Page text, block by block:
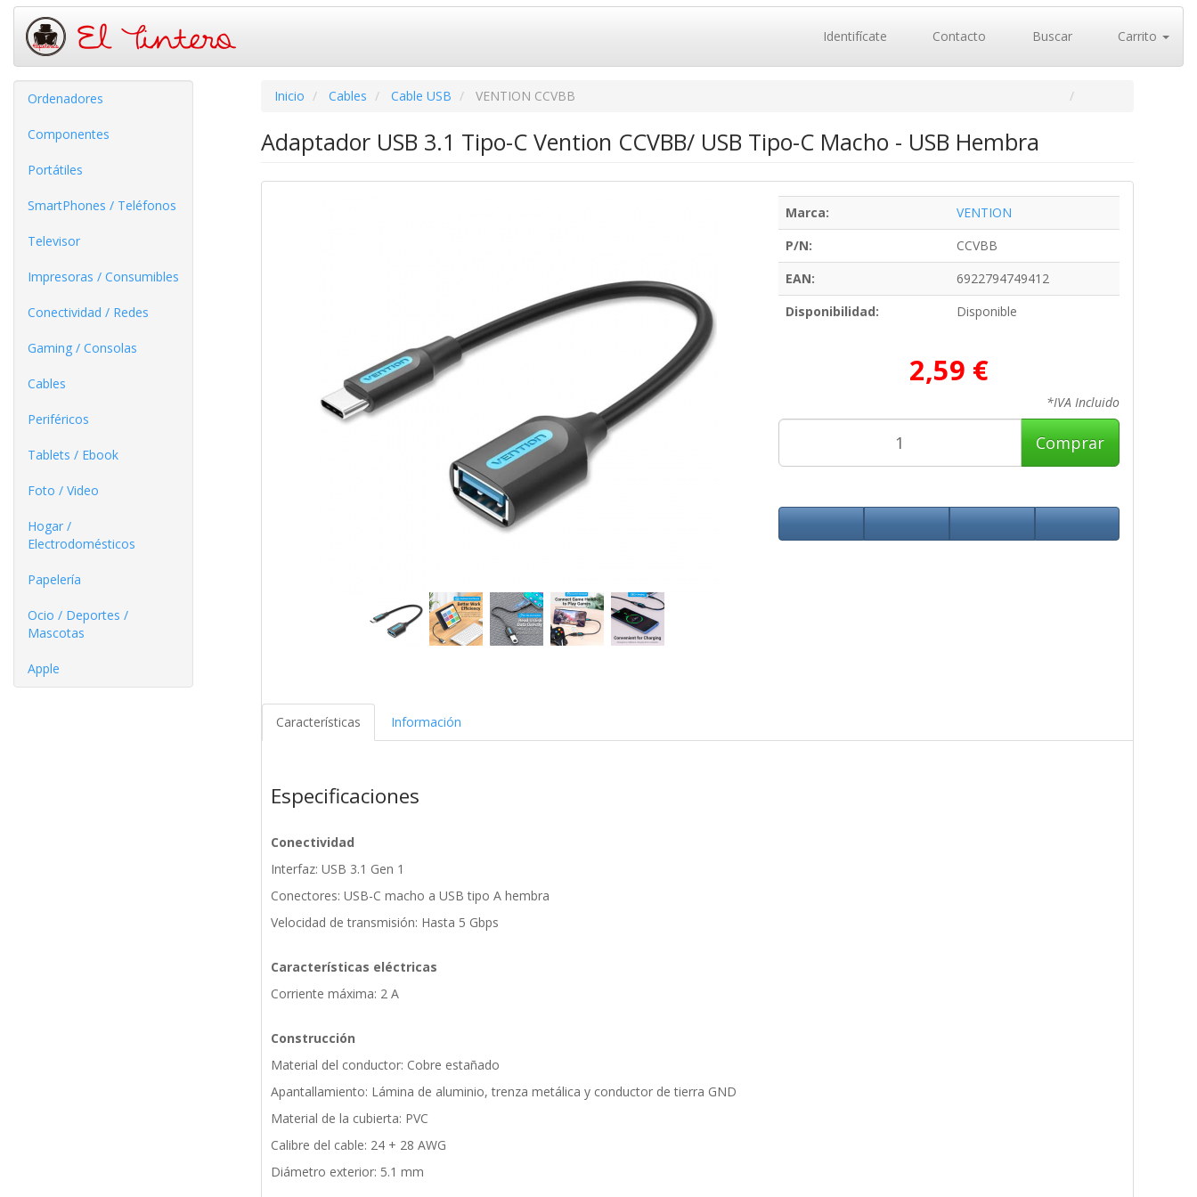
Identifícate Contacto Buscar Carrito
Ordenadores
Componentes
Portátiles
SmartPhones / Teléfonos
Televisor
Impresoras / Consumibles
Conectividad / Redes
Gaming / Consolas
Cables
Periféricos
Tablets / Ebook
Foto / Video
Hogar /
Electrodomésticos
Papelería
Ocio / Deportes /
Mascotas
Apple
Inicio Cables Cable USB VENTION CCVBB
Adaptador USB 3.1 Tipo-C Vention CCVBB/ USB Tipo-C Macho - USB Hembra
Marca:
VENTION
P/N:
CCVBB
EAN:
6922794749412
Disponibilidad:
Disponible
2,59 €
*IVA Incluido
Comprar
Características Información
Especificaciones
Conectividad
Interfaz: USB 3.1 Gen 1
Conectores: USB-C macho a USB tipo A hembra
Velocidad de transmisión: Hasta 5 Gbps
Características eléctricas
Corriente máxima: 2 A
Construcción
Material del conductor: Cobre estañado
Apantallamiento: Lámina de aluminio, trenza metálica y conductor de tierra GND
Material de la cubierta: PVC
Calibre del cable: 24 + 28 AWG
Diámetro exterior: 5.1 mm